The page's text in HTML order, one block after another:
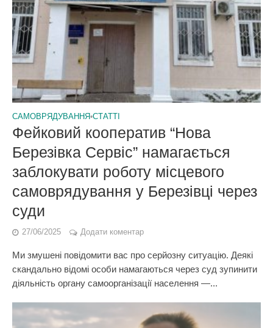
САМОВРЯДУВАННЯ•СТАТТІ
Фейковий кооператив “Нова
Березівка Сервіс” намагається
заблокувати роботу місцевого
самоврядування у Березівці через
суди
27/06/2025 Додати коментар
Ми змушені повідомити вас про серйозну ситуацію. Деякі
скандально відомі особи намагаються через суд зупинити
діяльність органу самоорганізації населення —...